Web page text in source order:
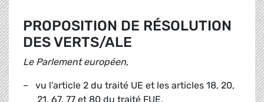
PROPOSITION DE RÉSOLUTION
DES VERTS/ALE
Le Parlement européen,
– vu l'article 2 du traité UE et les articles 18, 20,
21, 67, 77 et 80 du traité FUE,